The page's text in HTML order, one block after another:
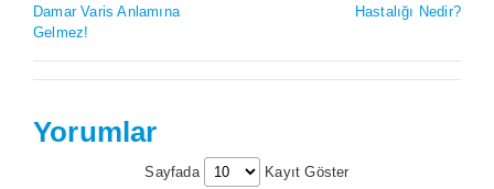
Damar Varis Anlamına
Gelmez!
Hastalığı Nedir?
Yorumlar
Sayfada Kayıt Göster